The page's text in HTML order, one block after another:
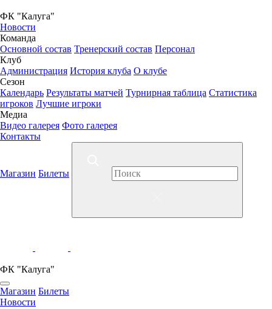
ФК "Калуга"
Новости
Команда
Основной состав Тренерский состав Персонал
Клуб
Администрация История клуба О клубе
Сезон
Календарь Результаты матчей Турнирная таблица Статистика
игроков Лучшие игроки
Медиа
Видео галерея Фото галерея
Контакты
Магазин Билеты
ФК "Калуга"
Магазин Билеты
Новости